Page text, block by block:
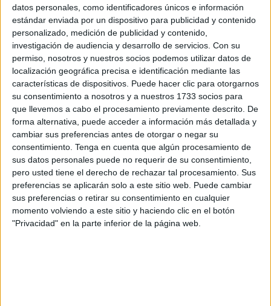
datos personales, como identificadores únicos e información
estándar enviada por un dispositivo para publicidad y contenido
personalizado, medición de publicidad y contenido,
investigación de audiencia y desarrollo de servicios. Con su
permiso, nosotros y nuestros socios podemos utilizar datos de
localización geográfica precisa e identificación mediante las
características de dispositivos. Puede hacer clic para otorgarnos
su consentimiento a nosotros y a nuestros 1733 socios para
que llevemos a cabo el procesamiento previamente descrito. De
forma alternativa, puede acceder a información más detallada y
cambiar sus preferencias antes de otorgar o negar su
consentimiento. Tenga en cuenta que algún procesamiento de
sus datos personales puede no requerir de su consentimiento,
pero usted tiene el derecho de rechazar tal procesamiento. Sus
preferencias se aplicarán solo a este sitio web. Puede cambiar
sus preferencias o retirar su consentimiento en cualquier
momento volviendo a este sitio y haciendo clic en el botón
"Privacidad" en la parte inferior de la página web.
de hombres para suplir las bajas y reforzar los existentes
durante la Campaña del Kert (1911-1912), entre ellos se
encuentra el Dr. Pagés Miravé.